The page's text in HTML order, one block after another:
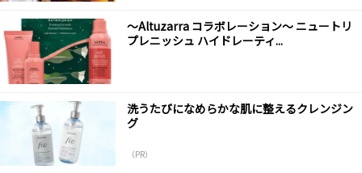
～Altuzarra コラボレーション～ ニュートリ
プレニッシュ ハイドレーティ...
洗うたびになめらかな肌に整えるクレンジン
グ
（PR）